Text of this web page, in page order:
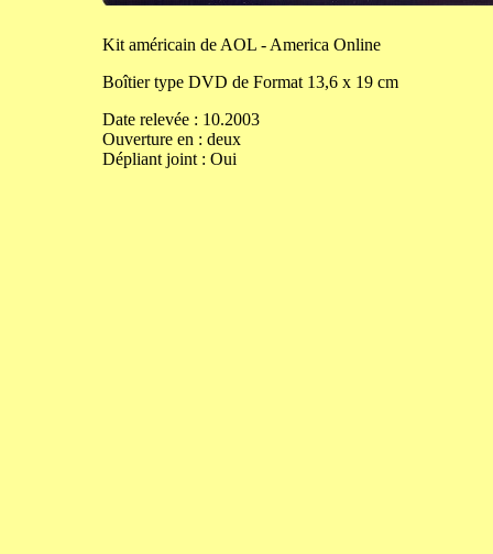
Kit américain de AOL - America Online
Boîtier type DVD de Format 13,6x 19cm
Date relevée : 10.2003
Ouverture en : deux
Dépliant joint : Oui